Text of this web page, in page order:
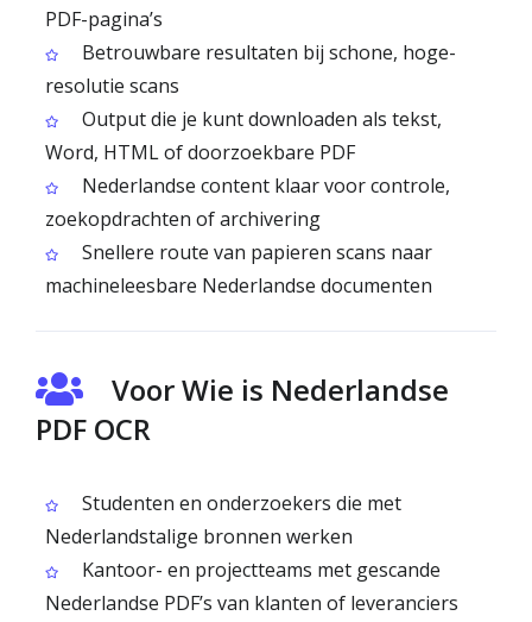
PDF-pagina’s
Betrouwbare resultaten bij schone, hoge-
resolutie scans
Output die je kunt downloaden als tekst,
Word, HTML of doorzoekbare PDF
Nederlandse content klaar voor controle,
zoekopdrachten of archivering
Snellere route van papieren scans naar
machineleesbare Nederlandse documenten
Voor Wie is Nederlandse
PDF OCR
Studenten en onderzoekers die met
Nederlandstalige bronnen werken
Kantoor- en projectteams met gescande
Nederlandse PDF’s van klanten of leveranciers